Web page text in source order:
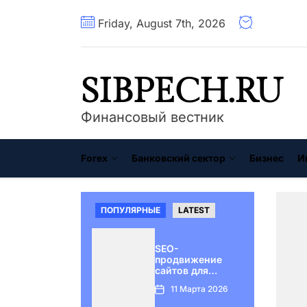
Friday, August 7th, 2026
SIBPECH.RU
Финансовый вестник
Forex Банковский сектор Бизнес
ПОПУЛЯРНЫЕ LATEST
SEO-
продвижение
сайтов для
начать11 Марта 2026